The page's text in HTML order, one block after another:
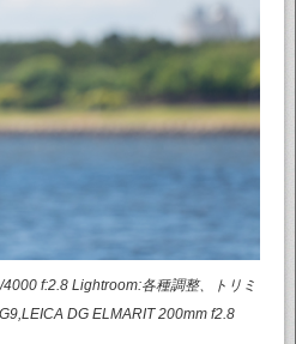
f:2.8 Lightroom:各種調整、トリミ
DG ELMARIT 200mm f2.8